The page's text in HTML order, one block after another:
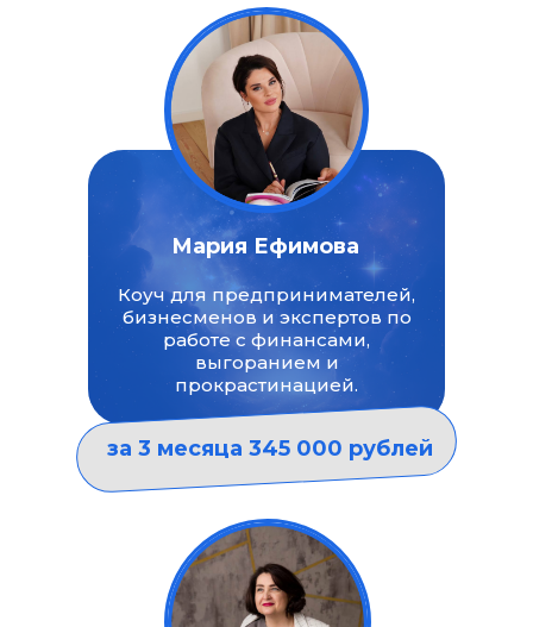
Мария Ефимова
Коуч для предпринимателей,
бизнесменов и экспертов по
работе с финансами,
выгоранием и
прокрастинацией.
за 3 месяца 345 000 рублей